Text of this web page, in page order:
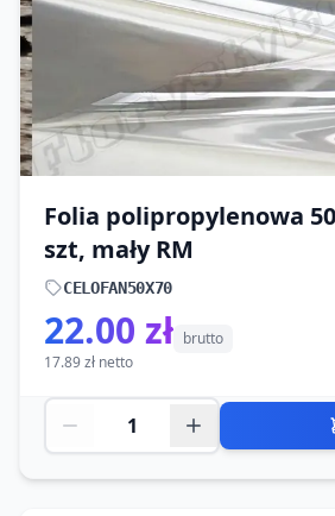
Folia polipropylenowa
szt, mały RM
CELOFAN50X70
22.00 zł brutto
17.89 zł netto